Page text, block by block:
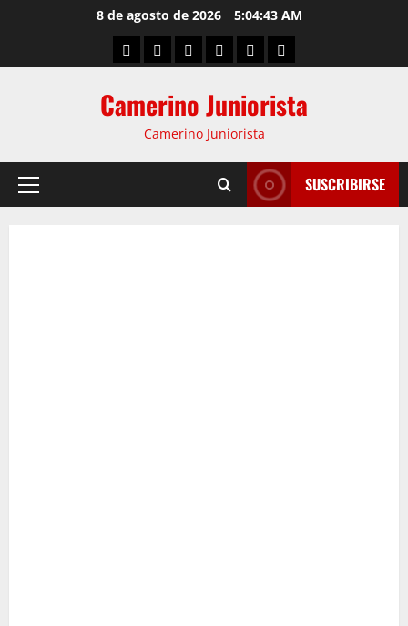
8 de agosto de 2026 5:04:44 AM
Camerino Juniorista
Camerino Juniorista
SUSCRIBIRSE